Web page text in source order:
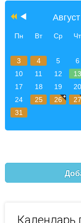
Пн Вт Ср Чт
3
4 5 6
10
11 12 13
17
18 19 20
24
25 26 27
31
Календарь